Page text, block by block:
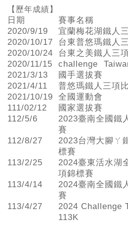
【歷年成績】
日期 賽事名稱
2020/9/19
宜蘭梅花湖鐵人
2020/10/17
台東普悠瑪鐵人
2020/10/24
台東之美鐵人三
2020/11/15
challenge
2021/3/13
國手選拔賽
2021/4/11
普悠瑪鐵人三項
2021/10/19
全國運動會
111/02/12
國家選拔賽
112/5/6
2023臺南全國鐵
賽
112/8/27
2023台灣大腳ㄚ
標賽
113/2/25
2024臺東活水湖
項錦標賽
113/4/14
2024臺南全國鐵
賽
113/4/27
2024 Challenge
113K